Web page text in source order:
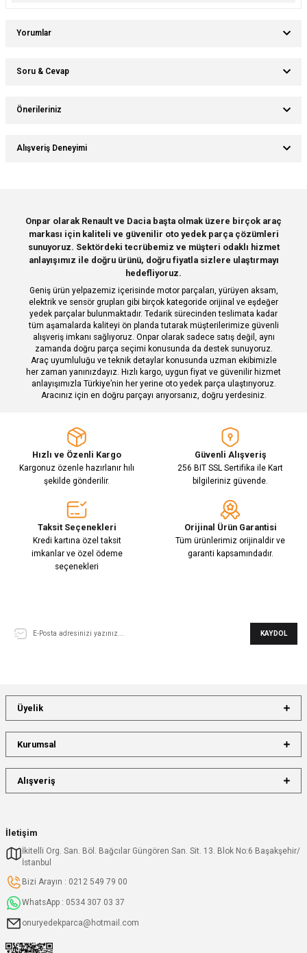
Yorumlar
Soru & Cevap
Önerileriniz
Bu ürünün fiyat bilgisi, resim, ürün açıklamalarında ve diğer konularda
yetersiz gördüğünüz noktaları öneri formunu kullanarak tarafımıza
Ürün resmi kalitesiz, bozuk veya görüntülenemiyor.
Ürün açıklamasında eksik bilgiler bulunuyor.
Ürün bilgilerinde hatalar bulunuyor.
Ürün fiyatı diğer sitelerden daha pahalı.
Bu ürüne benzer farklı alternatifler olmalı.
Gönder
Alışveriş Deneyimi
Deneyimini Paylaş
Onpar olarak Renault ve Dacia başta olmak üzere birçok araç
markası için kaliteli ve güvenilir oto yedek parça çözümleri
sunuyoruz. Sektördeki tecrübemiz ve müşteri odaklı hizmet
anlayışımız ile doğru ürünü, doğru fiyatla sizlere ulaştırmayı
hedefliyoruz.
Geniş ürün yelpazemiz içerisinde motor parçaları, yürüyen aksam,
elektrik ve sensör grupları gibi birçok kategoride orijinal ve eşdeğer
yedek parçalar bulunmaktadır. Tedarik sürecinden teslimata kadar
tüm aşamalarda kaliteyi ön planda tutarak müşterilerimize güvenli
alışveriş imkanı sağlıyoruz. Onpar olarak sadece satış değil, aynı
zamanda doğru parça seçimi konusunda da destek sunuyoruz.
Araç uyumluluğu ve teknik detaylar konusunda uzman ekibimizle
her zaman yanınızdayız. Hızlı kargo, uygun fiyat ve güvenilir hizmet
anlayışımızla Türkiye’nin her yerine oto yedek parça ulaştırıyoruz.
Aracınız için en doğru parçayı arıyorsanız, doğru yerdesiniz.
Hızlı ve Özenli Kargo
Kargonuz özenle hazırlanır hılı
şekilde gönderilir.
Güvenli Alışveriş
256 BIT SSL Sertifika ile Kart
bilgileriniz güvende.
Taksit Seçenekleri
Kredi kartına özel taksit
imkanlar ve özel ödeme
seçenekleri
Orijinal Ürün Garantisi
Tüm ürünlerimiz orijinaldir ve
garanti kapsamındadır.
KAYDOL
İletişim
İkitelli Org. San. Böl. Bağcılar Güngören San. Sit. 13. Blok No:6 Başakşehir/
İstanbul
Bizi Arayın : 0212 549 79 00
WhatsApp : 0534 307 03 37
onuryedekparca@hotmail.com
Üyelik
Kurumsal
Alışveriş